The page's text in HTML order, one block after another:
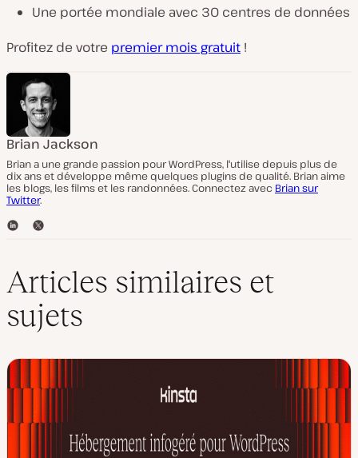
Une portée mondiale avec 30 centres de données
Profitez de votre premier mois gratuit !
Brian Jackson
Brian a une grande passion pour WordPress, l'utilise depuis plus de
dix ans et développe même quelques plugins de qualité. Brian aime
les blogs, les films et les randonnées. Connectez avec Brian sur
Twitter.
L
e
I
n
T
t
r
Articles similaires et
sujets